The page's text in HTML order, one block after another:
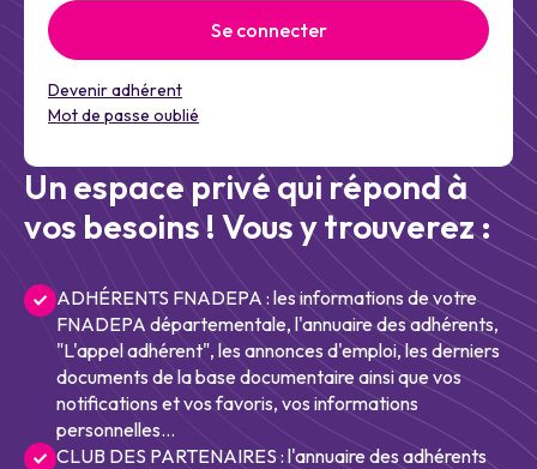
Se connecter
Devenir adhérent
Mot de passe oublié
Un espace privé qui répond à
vos besoins ! Vous y trouverez :
ADHÉRENTS FNADEPA : les informations de votre
FNADEPA départementale, l'annuaire des adhérents,
"L'appel adhérent", les annonces d'emploi, les derniers
documents de la base documentaire ainsi que vos
notifications et vos favoris, vos informations
personnelles...
CLUB DES PARTENAIRES : l'annuaire des adhérents